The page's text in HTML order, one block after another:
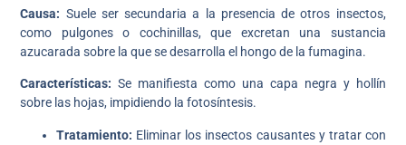
Causa: Suele ser secundaria a la presencia de otros insectos,
como pulgones o cochinillas, que excretan una sustancia
azucarada sobre la que se desarrolla el hongo de la fumagina.
Características: Se manifiesta como una capa negra y hollín
sobre las hojas, impidiendo la fotosíntesis.
Tratamiento: Eliminar los insectos causantes y tratar con